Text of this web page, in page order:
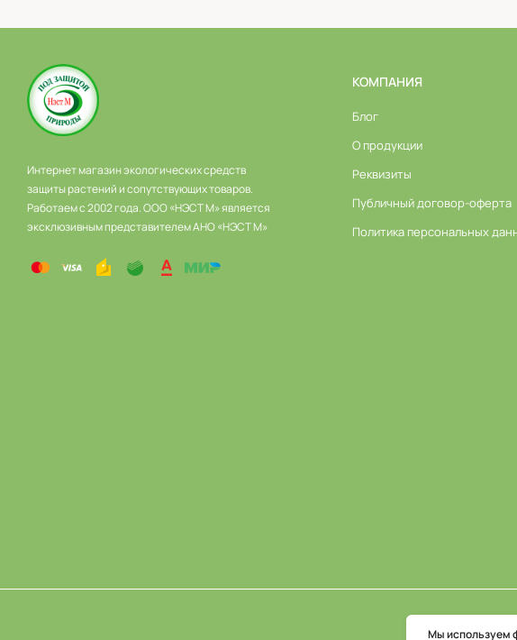
Интернет магазин экологических средств
защиты растений и сопутствующих товаров.
Работаем с 2002 года. ООО «НЭСТ М» является
эксклюзивным представителем АНО «НЭСТ М»
КОМПАНИЯ
Блог
О продукции
Реквизиты
Публичный договор-оферта
Политика персональных
Мы используем